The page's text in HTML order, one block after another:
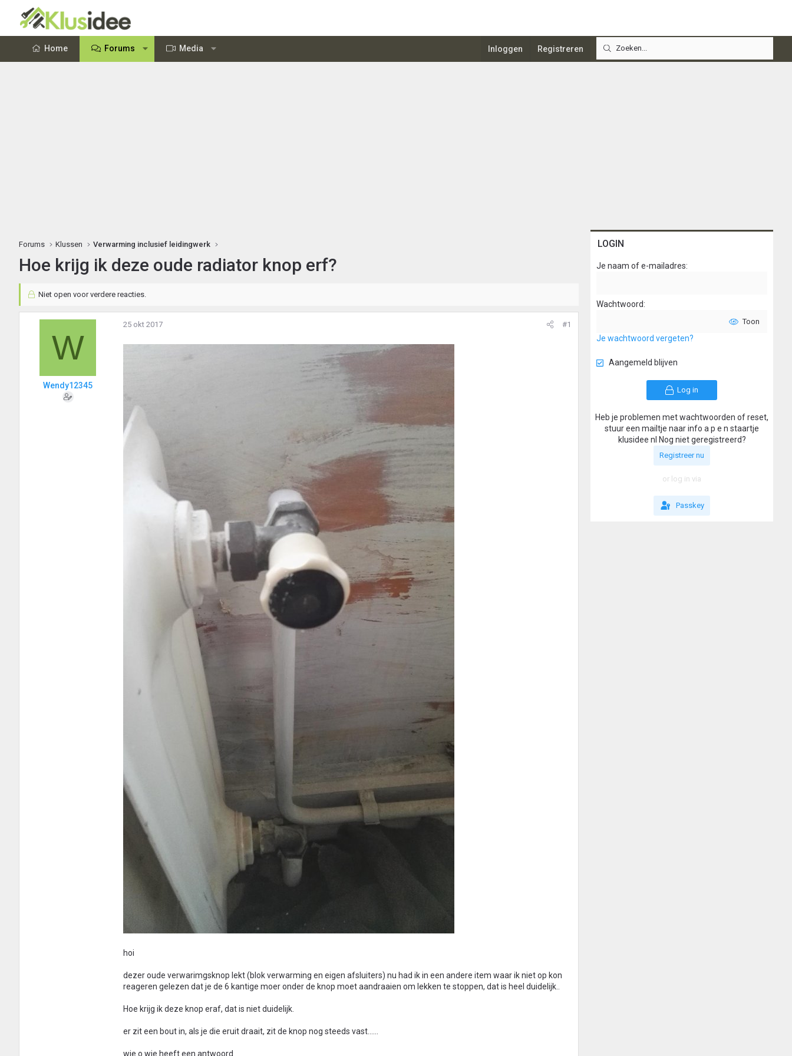
Home Forums Media Inloggen Registreren
Forums Klussen Verwarming inclusief leidingwerk
Hoe krijg ik deze oude radiator knop erf?
Niet open voor verdere reacties.
W
Wendy12345
25 okt 2017 #1
hoi
dezer oude verwarimgsknop lekt (blok verwarming en eigen afsluiters) nu had ik in een andere item waar ik niet op kon
reageren gelezen dat je de 6 kantige moer onder de knop moet aandraaien om lekken te stoppen, dat is heel duidelijk..
Hoe krijg ik deze knop eraf, dat is niet duidelijk.
er zit een bout in, als je die eruit draait, zit de knop nog steeds vast......
wie o wie heeft een antwoord
LOGIN
Je naam of e-mailadres
Wachtwoord
Toon
Je wachtwoord vergeten?
Aangemeld blijven
Log in
Heb je problemen met wachtwoorden of reset,
stuur een mailtje naar info a p e n staartje
klusidee nl Nog niet geregistreerd?
Registreer nu
or log in via
Passkey